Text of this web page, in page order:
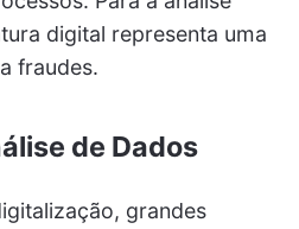
digital representa uma
fraudes.
de Dados
grandes